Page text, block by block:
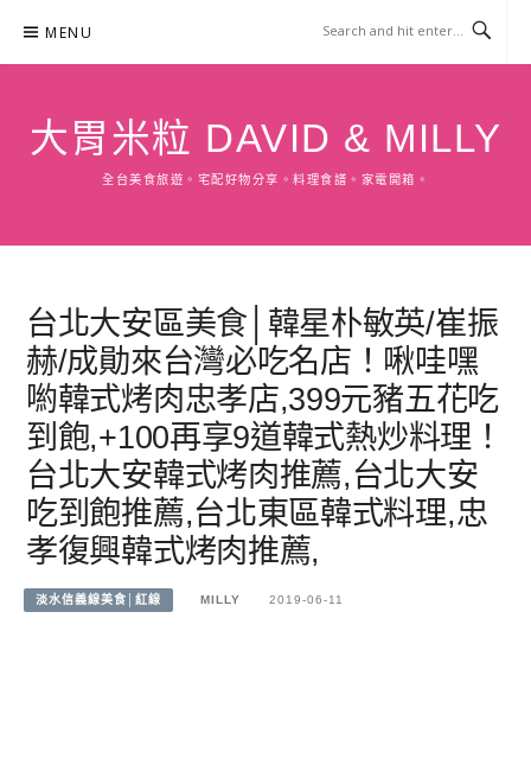
content
MENU
大胃米粒 DAVID & MILLY
全台美食旅遊。宅配好物分享。料理食譜。家電開箱。
台北大安區美食│韓星朴敏英/崔振
赫/成勛來台灣必吃名店！啾哇嘿
喲韓式烤肉忠孝店,399元豬五花吃
到飽,+100再享9道韓式熱炒料理！
台北大安韓式烤肉推薦,台北大安
吃到飽推薦,台北東區韓式料理,忠
孝復興韓式烤肉推薦,
淡水信義線美食│紅線 MILLY 2019-06-11